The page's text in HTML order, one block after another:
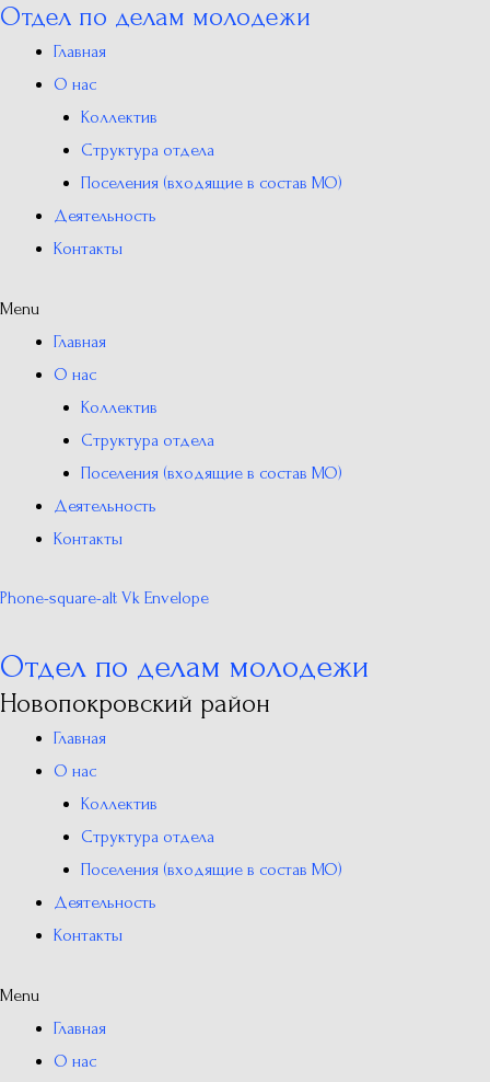
Перейти
содержимому
Отдел по делам молодежи
Главная
О нас
Коллектив
Структура отдела
Поселения (входящие в состав МО)
Деятельность
Контакты
Menu
Главная
О нас
Коллектив
Структура отдела
Поселения (входящие в состав МО)
Деятельность
Контакты
Phone-square-alt Vk Envelope
Отдел по делам молодежи
Новопокровский район
Главная
О нас
Коллектив
Структура отдела
Поселения (входящие в состав МО)
Деятельность
Контакты
Menu
Главная
О нас